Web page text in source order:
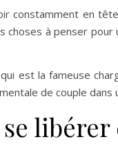
constamment en
choses à penser pour
qui est la fameuse
de couple dans